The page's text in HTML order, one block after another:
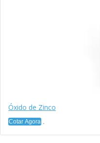
Óxido de Zinco
Cotar Agora